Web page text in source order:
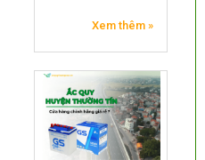
Xem thêm »